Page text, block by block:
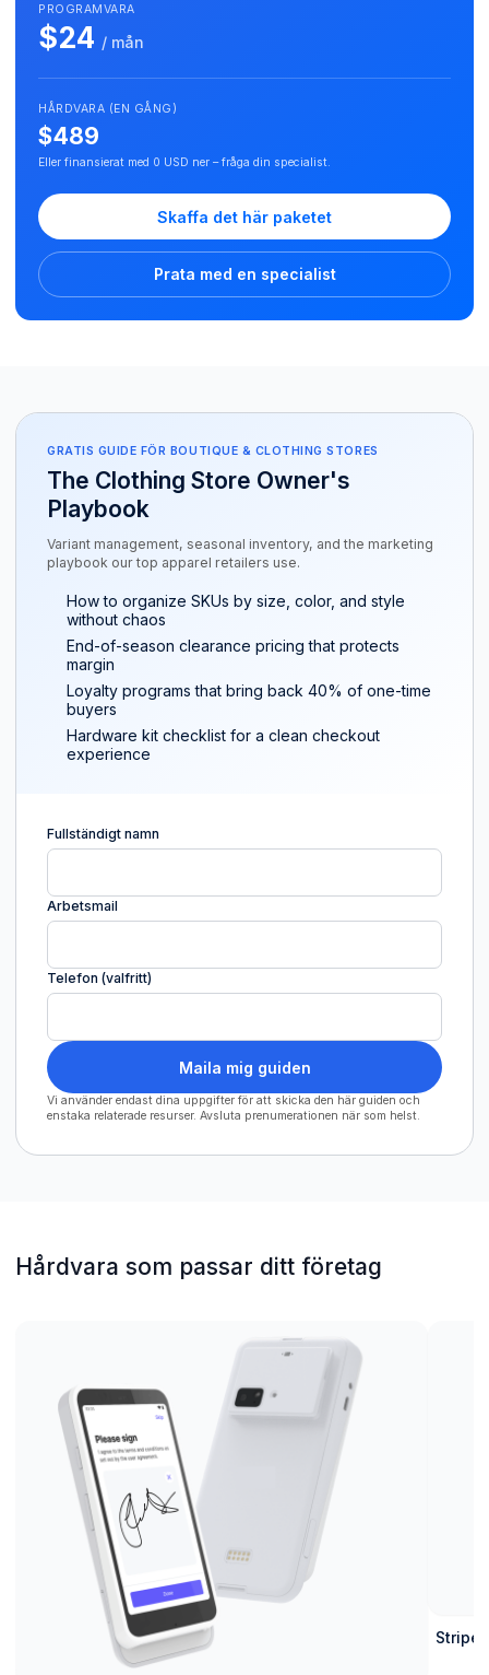
PROGRAMVARA
$24 / mån
HÅRDVARA (EN GÅNG)
$489
Eller finansierat med 0 USD ner – fråga din specialist.
Skaffa det här paketet
Prata med en specialist
GRATIS GUIDE FÖR BOUTIQUE & CLOTHING STORES
The Clothing Store Owner's
Playbook
Variant management, seasonal inventory, and the marketing
playbook our top apparel retailers use.
How to organize SKUs by size, color, and style
without chaos
End-of-season clearance pricing that protects
margin
Loyalty programs that bring back 40% of one-time
buyers
Hardware kit checklist for a clean checkout
experience
Fullständigt namn
Arbetsmail
Telefon (valfritt)
Maila mig guiden
Vi använder endast dina uppgifter för att skicka den här guiden och
enstaka relaterade resurser. Avsluta prenumerationen när som helst.
Hårdvara som passar ditt företag
Stripe